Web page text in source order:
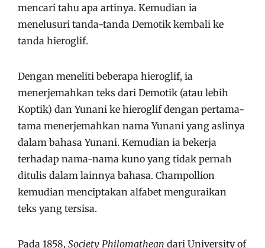
mencari tahu apa artinya. Kemudian ia
menelusuri tanda-tanda Demotik kembali ke
tanda hieroglif.
Dengan meneliti beberapa hieroglif, ia
menerjemahkan teks dari Demotik (atau lebih
Koptik) dan Yunani ke hieroglif dengan pertama-
tama menerjemahkan nama Yunani yang aslinya
dalam bahasa Yunani. Kemudian ia bekerja
terhadap nama-nama kuno yang tidak pernah
ditulis dalam lainnya bahasa. Champollion
kemudian menciptakan alfabet menguraikan
teks yang tersisa.
Pada 1858, Society Philomathean dari University of